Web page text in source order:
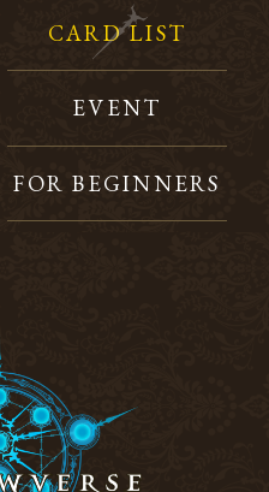
CARD LIST
EVENT
FOR BEGINNERS